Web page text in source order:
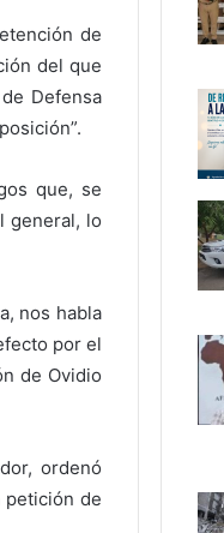
de
del que
Defensa
que, se
general, lo
nos habla
por el
de Ovidio
ordenó
petición de